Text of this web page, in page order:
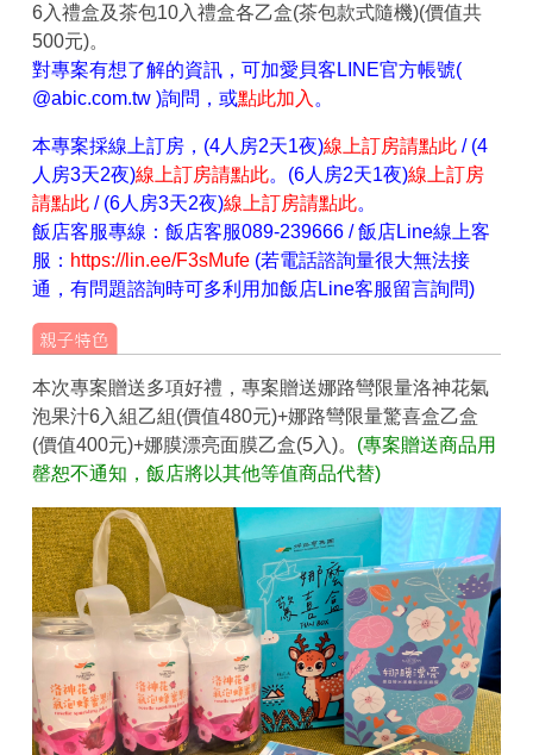
6入禮盒及茶包10入禮盒各乙盒(茶包款式隨機)(價值共
500元)。
對專案有想了解的資訊，可加愛貝客LINE官方帳號(
@abic.com.tw )詢問，或點此加入 。
本專案採線上訂房，(4人房2天1夜)線上訂房請點此/ (4
人房3天2夜)線上訂房請點此。(6人房2天1夜)線上訂房
請點此/ (6人房3天2夜)線上訂房請點此。
飯店客服專線：飯店客服089-239666 / 飯店Line線上客
服： https://lin.ee/F3sMufe(若電話諮詢量很大無法接
通，有問題諮詢時可多利用加飯店Line客服留言詢問)
本次專案贈送多項好禮，專案贈送娜路彎限量洛神花氣
泡果汁6入組乙組(價值480元)+娜路彎限量驚喜盒乙盒
(價值400元)+娜膜漂亮面膜乙盒(5入)。 (專案贈送商品用
罄恕不通知，飯店將以其他等值商品代替)